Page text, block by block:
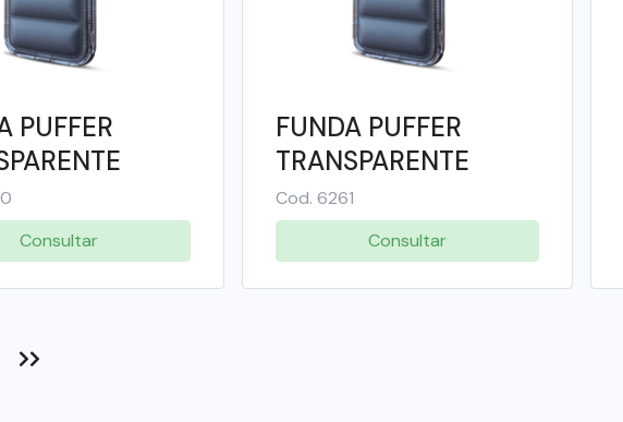
PUFFER
IPHONE 16
Consultar
FUNDA PUFFER
TRANSPARENTE
COLOR IPHONE 16
PRO MAX - SOUL
Cod. 6261
Consultar